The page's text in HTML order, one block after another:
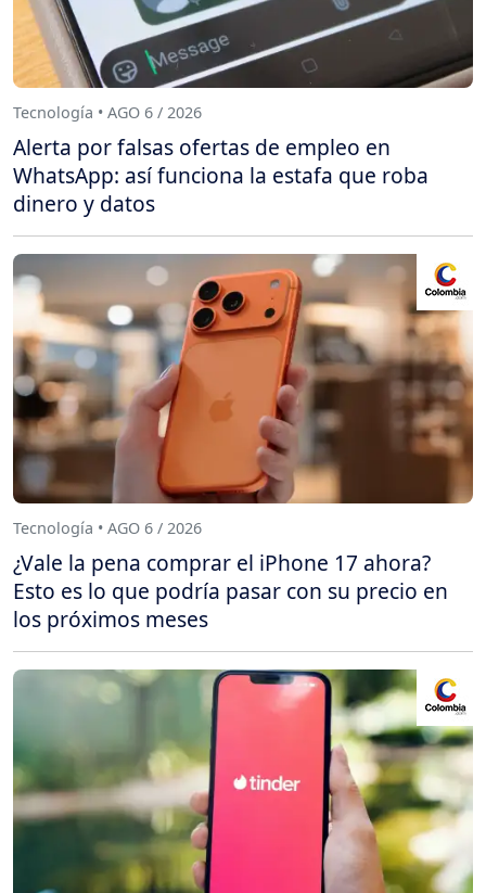
Tecnología • AGO 6 / 2026
Alerta por falsas ofertas de empleo en
WhatsApp: así funciona la estafa que roba
dinero y datos
Tecnología • AGO 6 / 2026
¿Vale la pena comprar el iPhone 17 ahora?
Esto es lo que podría pasar con su precio en
los próximos meses